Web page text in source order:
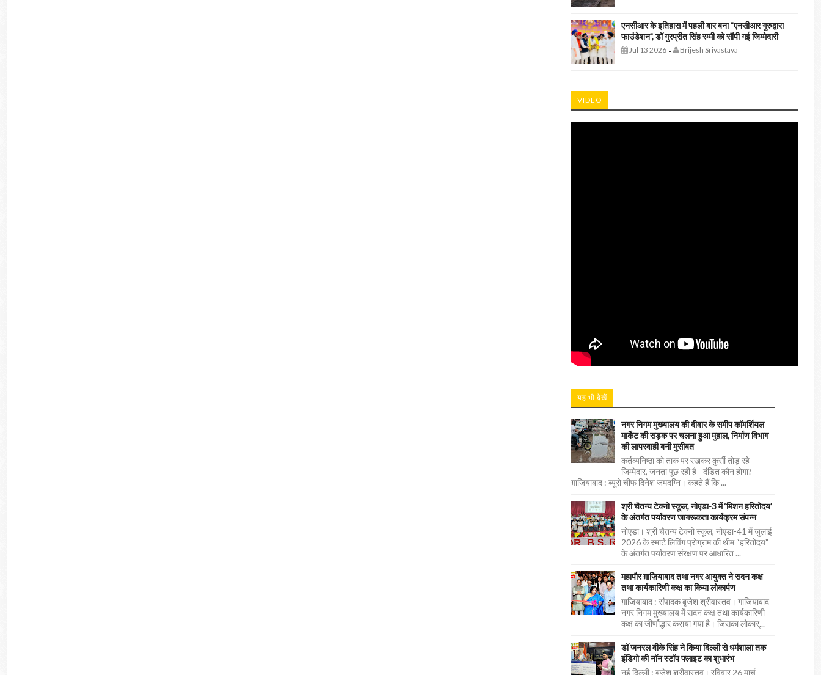
एनसीआर के इतिहास में पहली बार बना "एनसीआर गुरुद्वारा
फाउंडेशन", डॉ गुरप्रीत सिंह रम्मी को सौंपी गई जिम्मेदारी
Jul 13 2026- Brijesh Srivastava
VIDEO
यह भी देखें
नगर निगम मुख्यालय की दीवार के समीप कॉमर्शियल
मार्केट की सड़क पर चलना हुआ मुहाल, निर्माण विभाग
की लापरवाही बनी मुसीबत
कर्तव्यनिष्ठा को ताक पर रखकर कुर्सी तोड़ रहे
जिम्मेदार, जनता पूछ रही है - दंडित कौन होगा?
ग़ाज़ियाबाद : ब्यूरो चीफ दिनेश जमदग्नि। कहते हैं कि ...
श्री चैतन्य टेक्नो स्कूल, नोएडा-3 में ‘मिशन हरितोदय’
के अंतर्गत पर्यावरण जागरूकता कार्यक्रम संपन्न
नोएडा। श्री चैतन्य टेक्नो स्कूल, नोएडा-41 में जुलाई
2026 के स्मार्ट लिविंग प्रोग्राम की थीम “हरितोदय”
के अंतर्गत पर्यावरण संरक्षण पर आधारित ...
महापौर ग़ाज़ियाबाद तथा नगर आयुक्त ने सदन कक्ष
तथा कार्यकारिणी कक्ष का किया लोकार्पण
ग़ाज़ियाबाद : संपादक बृजेश श्रीवास्तव। गाजियाबाद
नगर निगम मुख्यालय में सदन कक्ष तथा कार्यकारिणी
कक्ष का जीर्णोद्धार कराया गया है। जिसका लोकार्...
डॉ जनरल वीके सिंह ने किया दिल्ली से धर्मशाला तक
इंडिगो की नॉन स्टॉप फ्लाइट का शुभारंभ
नई दिल्ली : बृजेश श्रीवास्तव। रविवार 26 मार्च